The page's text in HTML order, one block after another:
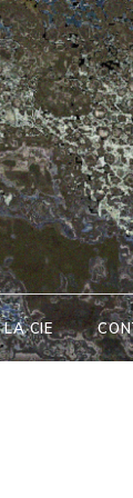
LA CIE